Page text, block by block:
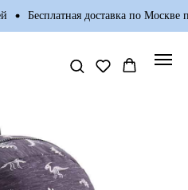
Бесплатная доставка по Москве